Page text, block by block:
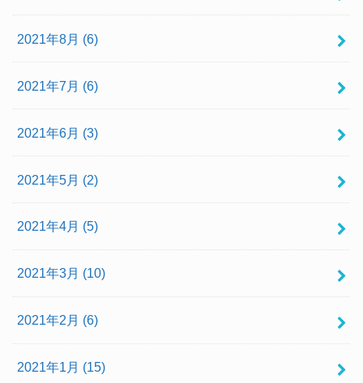
2021年8月 (6)
2021年7月 (6)
2021年6月 (3)
2021年5月 (2)
2021年4月 (5)
2021年3月 (10)
2021年2月 (6)
2021年1月 (15)